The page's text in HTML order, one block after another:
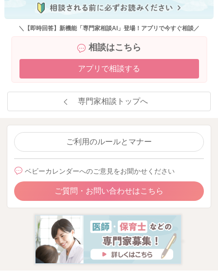
＼【即時回答】新機能「専門家相談AI」登場！アプリで今すぐ相談／
相談はこちら
アプリで相談する
専門家相談トップへ
ご利用のルールとマナー
ベビーカレンダーへのご意見をお聞かせください
ご質問・お問い合わせはこちら